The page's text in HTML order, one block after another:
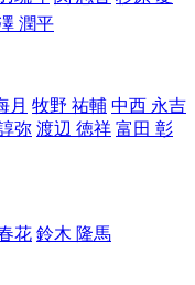
潤平
月 牧野 祐輔 中西 永吉
弥 渡辺 徳祥 富田 彰
花 鈴木 隆馬